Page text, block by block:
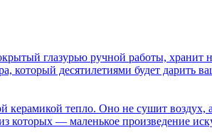
глазурью ручной работы, хранит
который десятилетиями будет дарить
керамикой тепло. Оно не сушит воздух,
которых — маленькое произведение